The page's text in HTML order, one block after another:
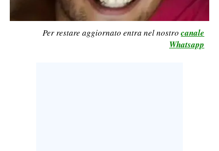
Per restare aggiornato entra nel nostro canale
Whatsapp